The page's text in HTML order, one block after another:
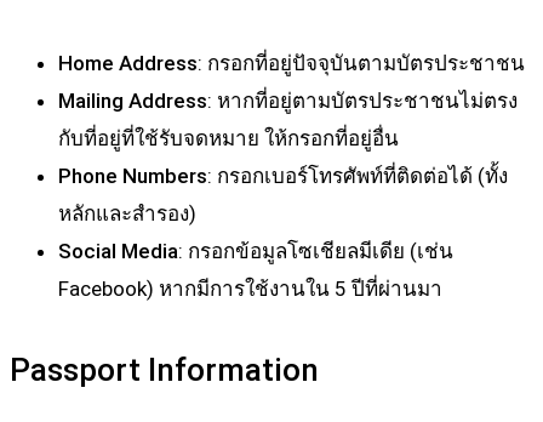
Home Address: กรอกที่อยู่ปัจจุบันตามบัตรประชาชน
Mailing Address: หากที่อยู่ตามบัตรประชาชนไม่ตรง
กับที่อยู่ที่ใช้รับจดหมาย ให้กรอกที่อยู่อื่น
Phone Numbers: กรอกเบอร์โทรศัพท์ที่ติดต่อได้ (ทั้ง
หลักและสำรอง)
Social Media: กรอกข้อมูลโซเชียลมีเดีย (เช่น
Facebook) หากมีการใช้งานใน 5 ปีที่ผ่านมา
Passport Information